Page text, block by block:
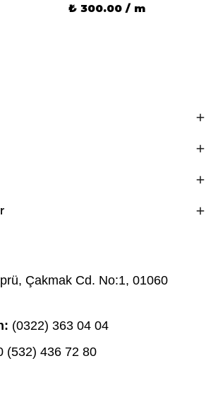
₺ 300.00 / m
Çakmak Cd. No:1, 01060
(0322) 363 04 04
(532) 436 72 80